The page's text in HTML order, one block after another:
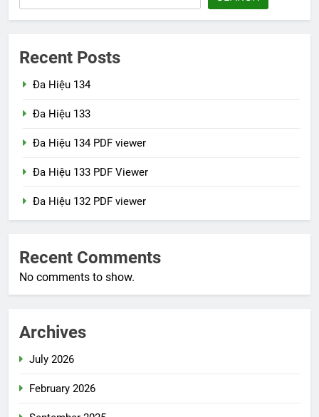
Recent Posts
Đa Hiệu 134
Đa Hiệu 133
Đa Hiệu 134 PDF viewer
Đa Hiệu 133 PDF Viewer
Đa Hiệu 132 PDF viewer
Recent Comments
No comments to show.
Archives
July 2026
February 2026